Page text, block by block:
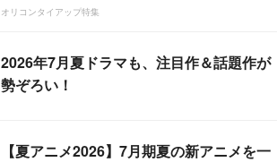
オリコンタイアップ特集
2026年7月夏ドラマも、注目作＆話題作が
勢ぞろい！
【夏アニメ2026】7月期夏の新アニメを一